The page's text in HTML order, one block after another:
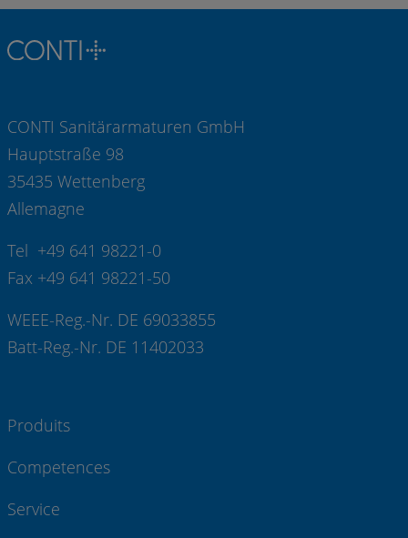
CONTI Sanitärarmaturen GmbH
Hauptstraße 98
35435 Wettenberg
Allemagne
Tel +49 641 98221-0
Fax +49 641 98221-50
WEEE-Reg.-Nr. DE 69033855
Batt-Reg.-Nr. DE 11402033
Produits
Competences
Service